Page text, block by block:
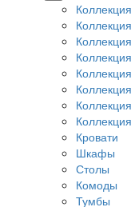
Кровати
Шкафы
Столы
Комоды
Тумбы